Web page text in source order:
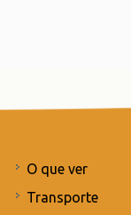
O que ver
Transporte